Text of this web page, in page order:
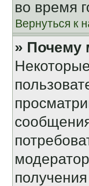
во время
Вернуться к
» Почему